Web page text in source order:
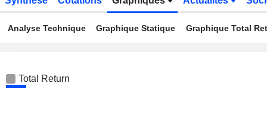
Analyse Technique Graphique Statique Graphique Total
Total Return